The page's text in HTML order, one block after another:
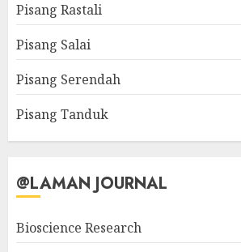
Pisang Rastali
Pisang Salai
Pisang Serendah
Pisang Tanduk
@LAMAN JOURNAL
Bioscience Research